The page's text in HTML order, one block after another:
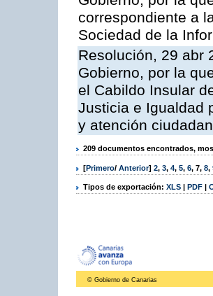
correspondiente a
Sociedad de la
Resolución, 29 abr
Gobierno, por la
el Cabildo Insular
Justicia e Igualdad
y atención
209 documentos encontrados,
[Primero/ Anterior] 2, 3, 4, 5, 6, 7, 8,
Tipos de exportación: XLS | PDF |
© Gobierno de Canarias